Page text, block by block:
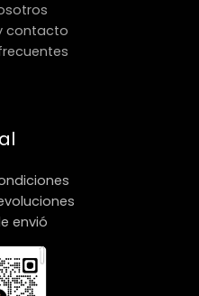
contacto
envió